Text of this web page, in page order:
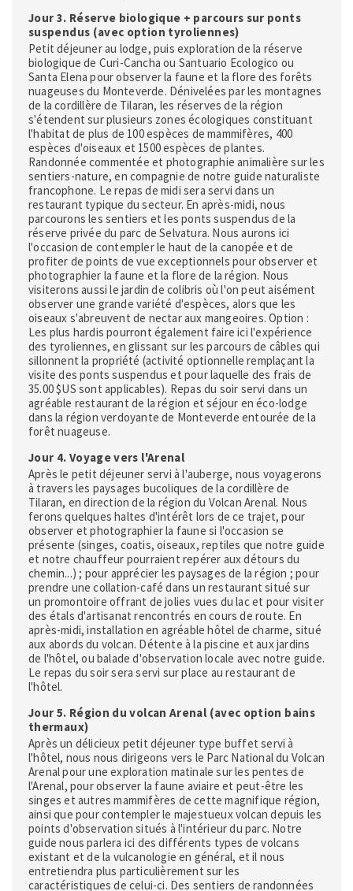
Jour 3. Réserve biologique + parcours sur ponts
suspendus (avec option tyroliennes)
Petit déjeuner au lodge, puis exploration de la réserve
biologique de Curi-Cancha ou Santuario Ecologico ou
Santa Elena pour observer la faune et la flore des forêts
nuageuses du Monteverde. Dénivelées par les montagnes
de la cordillère de Tilaran, les réserves de la région
s'étendent sur plusieurs zones écologiques constituant
l'habitat de plus de 100 espèces de mammifères, 400
espèces d'oiseaux et 1500 espèces de plantes.
Randonnée commentée et photographie animalière sur les
sentiers-nature, en compagnie de notre guide naturaliste
francophone. Le repas de midi sera servi dans un
restaurant typique du secteur. En après-midi, nous
parcourons les sentiers et les ponts suspendus de la
réserve privée du parc de Selvatura. Nous aurons ici
l'occasion de contempler le haut de la canopée et de
profiter de points de vue exceptionnels pour observer et
photographier la faune et la flore de la région. Nous
visiterons aussi le jardin de colibris où l'on peut aisément
observer une grande variété d'espèces, alors que les
oiseaux s'abreuvent de nectar aux mangeoires. Option :
Les plus hardis pourront également faire ici l'expérience
des tyroliennes, en glissant sur les parcours de câbles qui
sillonnent la propriété (activité optionnelle remplaçant la
visite des ponts suspendus et pour laquelle des frais de
35.00 $US sont applicables). Repas du soir servi dans un
agréable restaurant de la région et séjour en éco-lodge
dans la région verdoyante de Monteverde entourée de la
forêt nuageuse.
Jour 4. Voyage vers l'Arenal
Après le petit déjeuner servi à l'auberge, nous voyagerons
à travers les paysages bucoliques de la cordillère de
Tilaran, en direction de la région du Volcan Arenal. Nous
ferons quelques haltes d'intérêt lors de ce trajet, pour
observer et photographier la faune si l'occasion se
présente (singes, coatis, oiseaux, reptiles que notre guide
et notre chauffeur pourraient repérer aux détours du
chemin...) ; pour apprécier les paysages de la région ; pour
prendre une collation-café dans un restaurant situé sur
un promontoire offrant de jolies vues du lac et pour visiter
des étals d'artisanat rencontrés en cours de route. En
après-midi, installation en agréable hôtel de charme, situé
aux abords du volcan. Détente à la piscine et aux jardins
de l'hôtel, ou balade d'observation locale avec notre guide.
Le repas du soir sera servi sur place au restaurant de
l'hôtel.
Jour 5. Région du volcan Arenal (avec option bains
thermaux)
Après un délicieux petit déjeuner type buffet servi à
l'hôtel, nous nous dirigeons vers le Parc National du Volcan
Arenal pour une exploration matinale sur les pentes de
l'Arenal, pour observer la faune aviaire et peut-être les
singes et autres mammifères de cette magnifique région,
ainsi que pour contempler le majestueux volcan depuis les
points d'observation situés à l'intérieur du parc. Notre
guide nous parlera ici des différents types de volcans
existant et de la vulcanologie en général, et il nous
entretiendra plus particulièrement sur les
caractéristiques de celui-ci. Des sentiers de randonnées